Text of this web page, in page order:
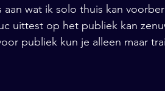
aan wat ik solo thuis kan
uittest op het publiek kan
publiek kun je alleen maar